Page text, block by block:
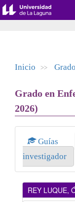
Inicio >>
Grado en
2026)
Guías
investigador
REY LUQUE,